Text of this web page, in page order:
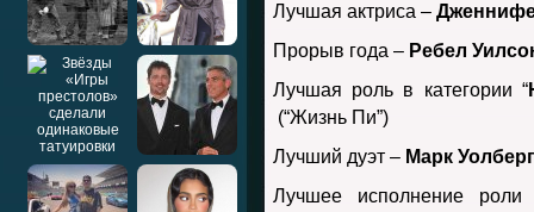
Лучшая актриса –
Прорыв года – Ребел
Лучшая роль в категории “
(“Жизнь Пи”)
Лучший дуэт – Марк Уолберг
Лучшее исполнение